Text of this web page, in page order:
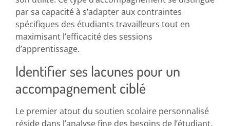
par sa capacité à s’adapter aux contraintes
spécifiques des étudiants travailleurs tout en
maximisant l’efficacité des sessions
d’apprentissage.
Identifier ses lacunes pour un
accompagnement ciblé
Le premier atout du soutien scolaire personnalisé
réside dans l’analyse fine des besoins de l’étudiant.